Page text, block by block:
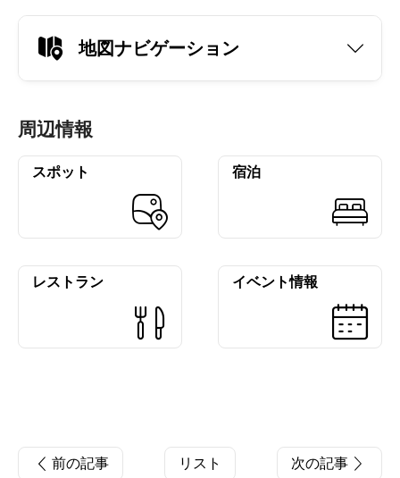
地図ナビゲーション
周辺情報
スポット 宿泊
レストラン イベント情報
前の記事 リスト 次の記事